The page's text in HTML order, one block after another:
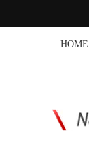
HOME